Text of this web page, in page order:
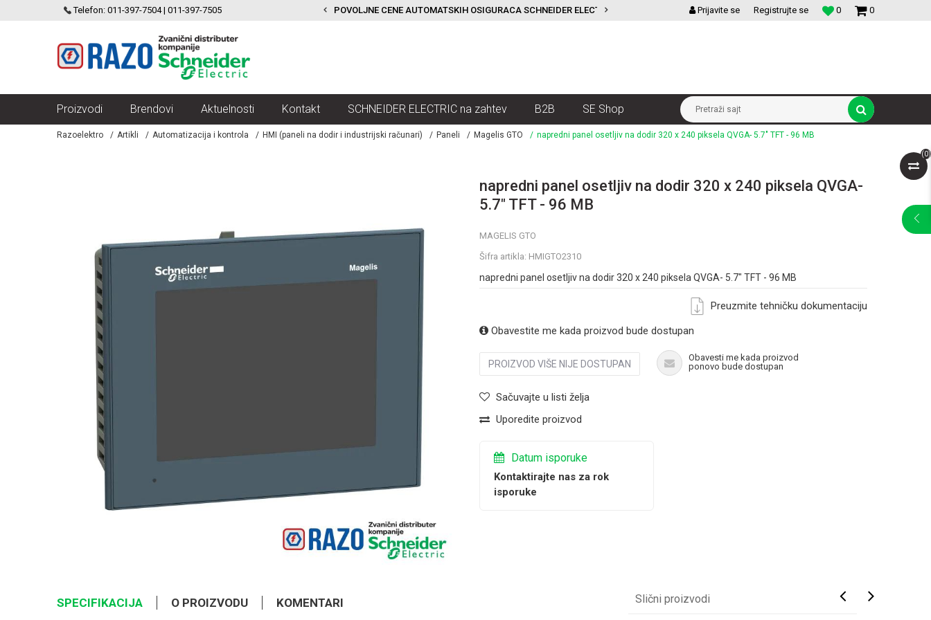
Telefon: 011-397-7504 | 011-397-7505
ELECTRIC VELIKI IZBOR MODULARNIH PREKIDACA I UTICNICA POVOLJNE CENE AUTOMATSKIH OSIGURACA SCHNEIDER ELECTRIC VELIKI IZBOR MODULARNIH PREKIDACA I UTICNICA 0
0
Prijavite se Registrujte se
Proizvodi Brendovi Aktuelnosti Kontakt SCHNEIDER ELECTRIC na zahtev B2B SE Shop Pretraži sajt
(0)
Razoelektro Artikli Automatizacija i kontrola HMI (paneli na dodir i industrijski računari) Paneli Magelis GTO napredni panel osetljiv na dodir 320 x 240 piksela QVGA- 5.7" TFT - 96 MB
napredni panel osetljiv na dodir 320 x 240 piksela QVGA-
5.7" TFT - 96 MB
MAGELIS GTO
Šifra artikla: HMIGTO2310
napredni panel osetljiv na dodir 320 x 240 piksela QVGA- 5.7" TFT - 96 MB
Preuzmite tehničku dokumentaciju
Obavestite me kada proizvod bude dostupan
PROIZVOD VIŠE NIJE DOSTUPAN
Obavesti me kada proizvod
ponovo bude dostupan
Sačuvajte u listi želja
Uporedite proizvod
Datum isporuke
Kontaktirajte nas za rok
isporuke
SPECIFIKACIJA O PROIZVODU KOMENTARI Slični proizvodi